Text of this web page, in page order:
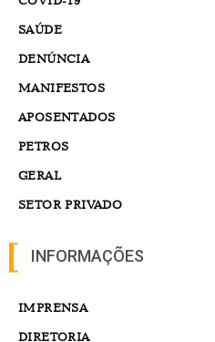
SAÚDE
DENÚNCIA
MANIFESTOS
APOSENTADOS
PETROS
GERAL
SETOR PRIVADO
INFORMAÇÕES
IMPRENSA
DIRETORIA